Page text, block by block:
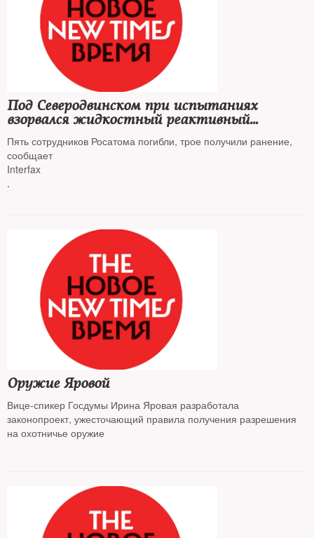
Под Северодвинском при испытаниях
взорвался жидкостный реактивный
двигатель
Пять сотрудников Росатома погибли, трое получили ранение,
сообщает
Interfax
.
Оружие Яровой
Вице-спикер Госдумы Ирина Яровая разработала
законопроект, ужесточающий правила получения разрешения
на охотничье оружие